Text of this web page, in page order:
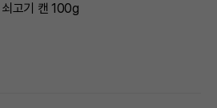
고기 캔 100g